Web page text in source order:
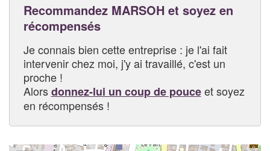
Recommandez MARSOH et soyez en
récompensés
Je connais bien cette entreprise : je l'ai fait
intervenir chez moi, j'y ai travaillé, c'est un
proche !
Alorsdonnez-lui un coup de pouceet soyez
en récompensés !